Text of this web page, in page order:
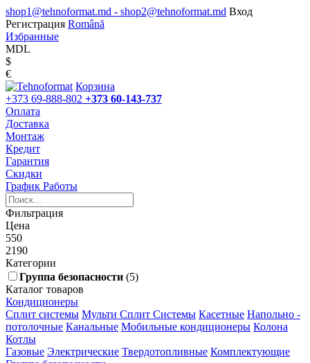
shop1@tehnoformat.md - shop2@tehnoformat.md Вход
Регистрация Română
Избранные
MDL
$
€
Корзина
+373 69-888-802 +373 60-143-737
Оплата
Доставка
Монтаж
Кредит
Гарантия
Скидки
График Работы
Фильтрация
Цена
550
2190
Категории
Группа безопасности (5)
Каталог товаров
Кондиционеры
Сплит системы Мульти Сплит Системы Касетные Напольно -
потолочные Канальные Мобильные кондиционеры Колона
Котлы
Газовые Электрические Твердотопливные Комплектующие